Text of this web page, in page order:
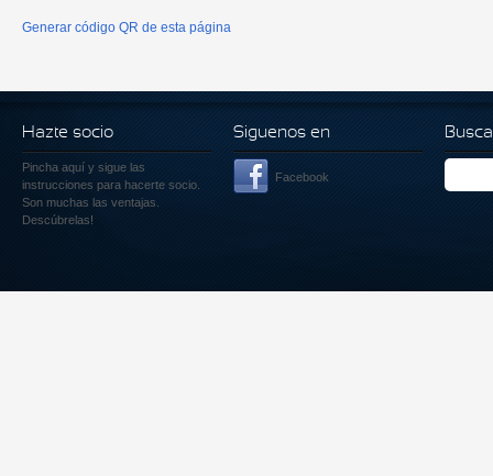
Generar código QR de esta página
Hazte socio
Pincha aquí y sigue las
instrucciones para hacerte socio.
Son muchas las ventajas.
Descúbrelas!
Siguenos en
Facebook